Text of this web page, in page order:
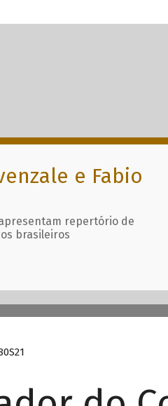
e Fabio
repertório de
brasileiros